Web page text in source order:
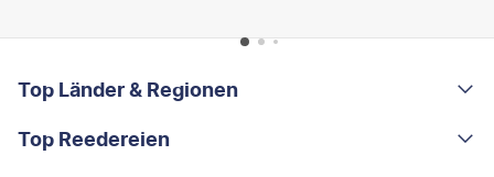
Footer navigation
Top Länder & Regionen
Portugal
Top Reedereien